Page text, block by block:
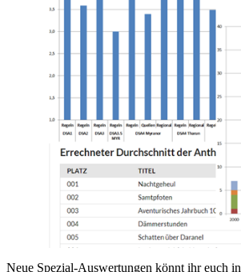
Neue Spezial-Auswertungen könnt ihr euch in